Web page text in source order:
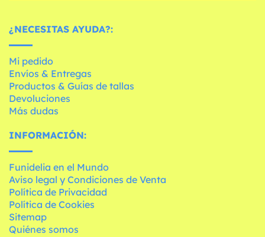
¿NECESITAS AYUDA?:
Mi pedido
Envíos & Entregas
Productos & Guías de tallas
Devoluciones
Más dudas
INFORMACIÓN:
Funidelia en el Mundo
Aviso legal y Condiciones de Venta
Política de Privacidad
Política de Cookies
Sitemap
Quiénes somos